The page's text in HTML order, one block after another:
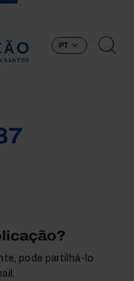
PT
pode partilhá-lo